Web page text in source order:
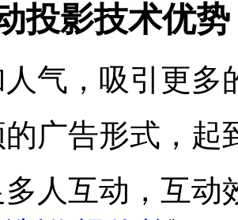
投影技术优势
人气，吸引更多
广告形式，起
人互动，互动